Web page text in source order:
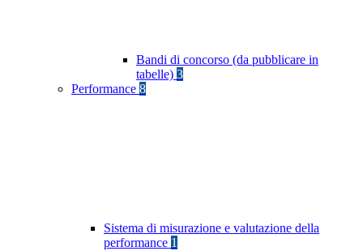
Bandi di concorso (da pubblicare in
tabelle) 3
Performance 8
Sistema di misurazione e valutazione della
performance 1